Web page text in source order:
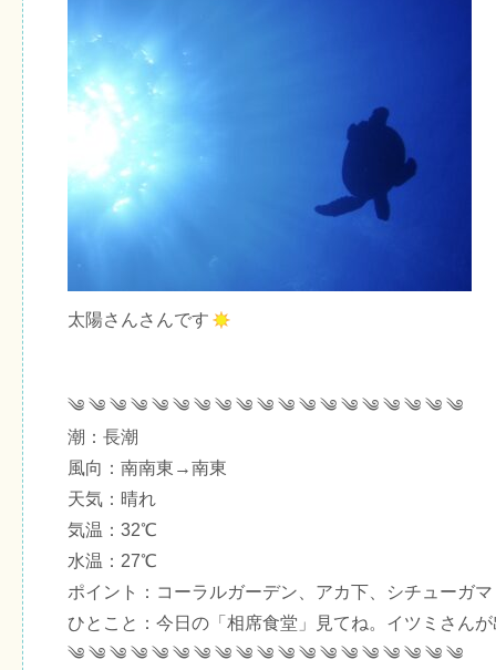
太陽さんさんです
༄ ༄ ༄ ༄ ༄ ༄ ༄ ༄ ༄ ༄ ༄ ༄ ༄ ༄ ༄ ༄ ༄ ༄ ༄
潮：長潮
風向：南南東→南東
天気：晴れ
気温：32℃
水温：27℃
ポイント：コーラルガーデン、アカ下、シチューガマ
ひとこと：今日の「相席食堂」見てね。イツミさん
༄ ༄ ༄ ༄ ༄ ༄ ༄ ༄ ༄ ༄ ༄ ༄ ༄ ༄ ༄ ༄ ༄ ༄ ༄